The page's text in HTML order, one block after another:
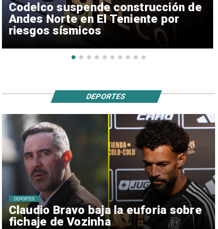
Codelco suspende construcción de
Andes Norte en El Teniente por
riesgos sísmicos
Claudio Bravo baja la euforia sobre
fichaje de Vozinha
DEPORTES
DEPORTES